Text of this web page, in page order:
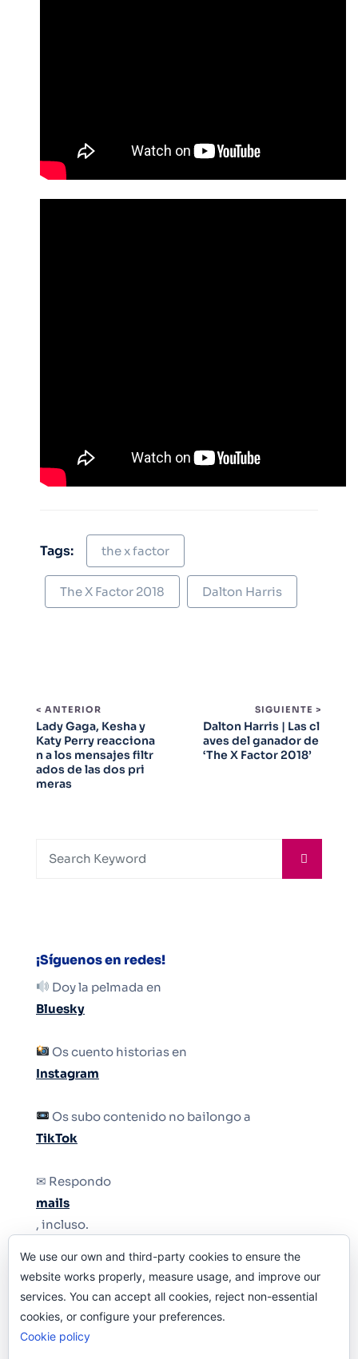
Tags: the x factor
The X Factor 2018 Dalton Harris
< ANTERIOR
Lady Gaga, Kesha y
Katy Perry reacciona
n a los mensajes filtr
ados de las dos pri
meras
SIGUIENTE >
Dalton Harris | Las cl
aves del ganador de
‘The X Factor 2018’
¡Síguenos en redes!
Doy la pelmada en
Bluesky
Os cuento historias en
Instagram
Os subo contenido no bailongo a
TikTok
✉ Respondo
mails
, incluso.
Y si una persona no puede tener teléfono, que
le quiten el teléfono.
We use our own and third-party cookies to ensure the
website works properly, measure usage, and improve our
services. You can accept all cookies, reject non-essential
cookies, or configure your preferences.
Cookie policy